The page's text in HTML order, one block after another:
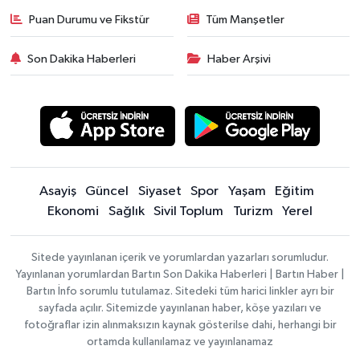
Puan Durumu ve Fikstür Tüm Manşetler
Son Dakika Haberleri Haber Arşivi
Asayiş Güncel Siyaset Spor Yaşam
Eğitim
Ekonomi
Sağlık Sivil Toplum Turizm Yerel
Sitede yayınlanan içerik ve yorumlardan yazarları sorumludur.
Yayınlanan yorumlardan Bartın Son Dakika Haberleri | Bartın Haber |
Bartın İnfo sorumlu tutulamaz. Sitedeki tüm harici linkler ayrı bir
sayfada açılır. Sitemizde yayınlanan haber, köşe yazıları ve
fotoğraflar izin alınmaksızın kaynak gösterilse dahi, herhangi bir
ortamda kullanılamaz ve yayınlanamaz